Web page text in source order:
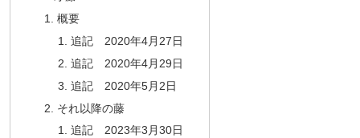
概要
追記 2020年4月27日
追記 2020年4月29日
追記 2020年5月2日
それ以降の藤
追記 2023年3月30日